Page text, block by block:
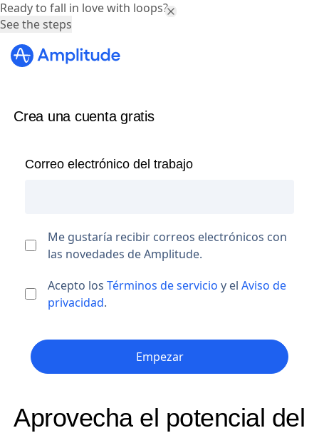
Crea una cuenta gratis
Correo electrónico del trabajo
Me gustaría recibir correos electrónicos con
las novedades de Amplitude.
Acepto los Términos de servicio y el Aviso de
privacidad.
Empezar
Aprovecha el potencial del
Ready to fall in love with loops?
See the steps